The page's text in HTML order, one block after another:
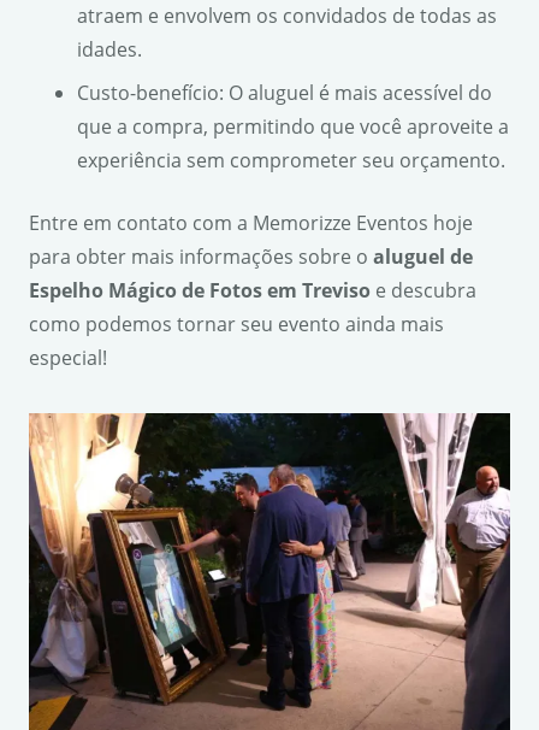
atraem e envolvem os convidados de todas as
idades.
Custo-benefício: O aluguel é mais acessível do
que a compra, permitindo que você aproveite a
experiência sem comprometer seu orçamento.
Entre em contato com a Memorizze Eventos hoje
para obter mais informações sobre o aluguel de
Espelho Mágico de Fotos em Treviso e descubra
como podemos tornar seu evento ainda mais
especial!